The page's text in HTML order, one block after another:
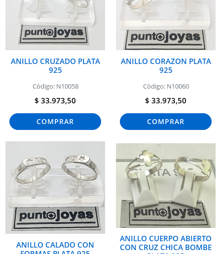
ANILLO CRUZADO PLATA
925
Código: N10058
$ 33.973,50
COMPRAR
ANILLO CORAZON PLATA
925
Código: N10060
$ 33.973,50
COMPRAR
ANILLO CALADO CON
ANILLO CUERPO ABIERTO
CON CRUZ CHICA BOMBE